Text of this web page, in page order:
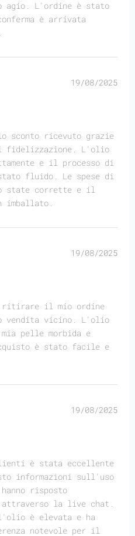
agio. L'ordine è stato
è arrivata
19/08/2025
sconto ricevuto grazie
fidelizzazione. L'olio
e il processo di
fluido. Le spese di
state corrette e il
imballato.
19/08/2025
ritirare il mio ordine
vendita vicino. L'olio
pelle morbida e
è stato facile e
19/08/2025
è stata eccellente
informazioni sull'uso
risposto
attraverso la live chat.
è elevata e ha
notevole per il